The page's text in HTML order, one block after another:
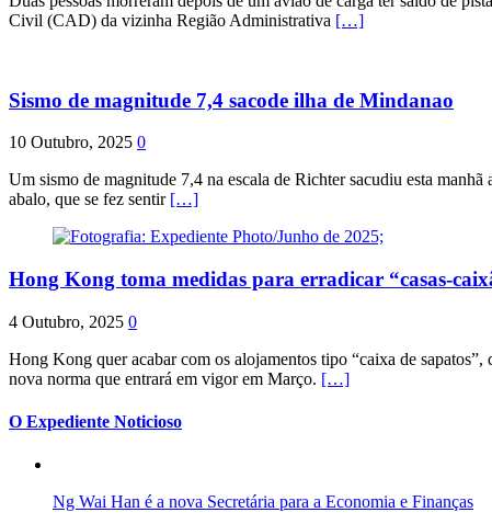
Civil (CAD) da vizinha Região Administrativa […]
Sismo de magnitude 7,4 sacode ilha de Mindanao
10 Outubro, 2025 0
Um sismo de magnitude 7,4 na escala de Richter sacudiu esta
abalo, que se fez sentir […]
Hong Kong toma medidas para erradicar “casas-
4 Outubro, 2025 0
Hong Kong quer acabar com os alojamentos tipo “caixa de
nova norma que entrará em vigor em Março. […]
O Expediente Noticioso
Ng Wai Han é a nova Secretária para a Economia e Finanças